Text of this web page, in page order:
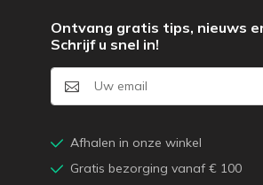
Ontvang gratis tips, nieuws
Schrijf u snel in!
Afhalen in onze winkel
Gratis bezorging vanaf € 100